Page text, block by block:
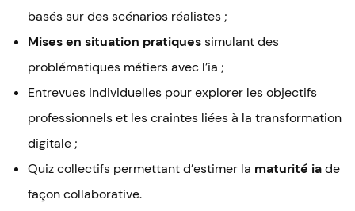
basés sur des scénarios réalistes ;
Mises en situation pratiquessimulant des
problématiques métiers avec l’ia ;
Entrevues individuelles pour explorer les objectifs
professionnels et les craintes liées à la transformation
digitale ;
Quiz collectifs permettant d’estimer la maturité iade
façon collaborative.